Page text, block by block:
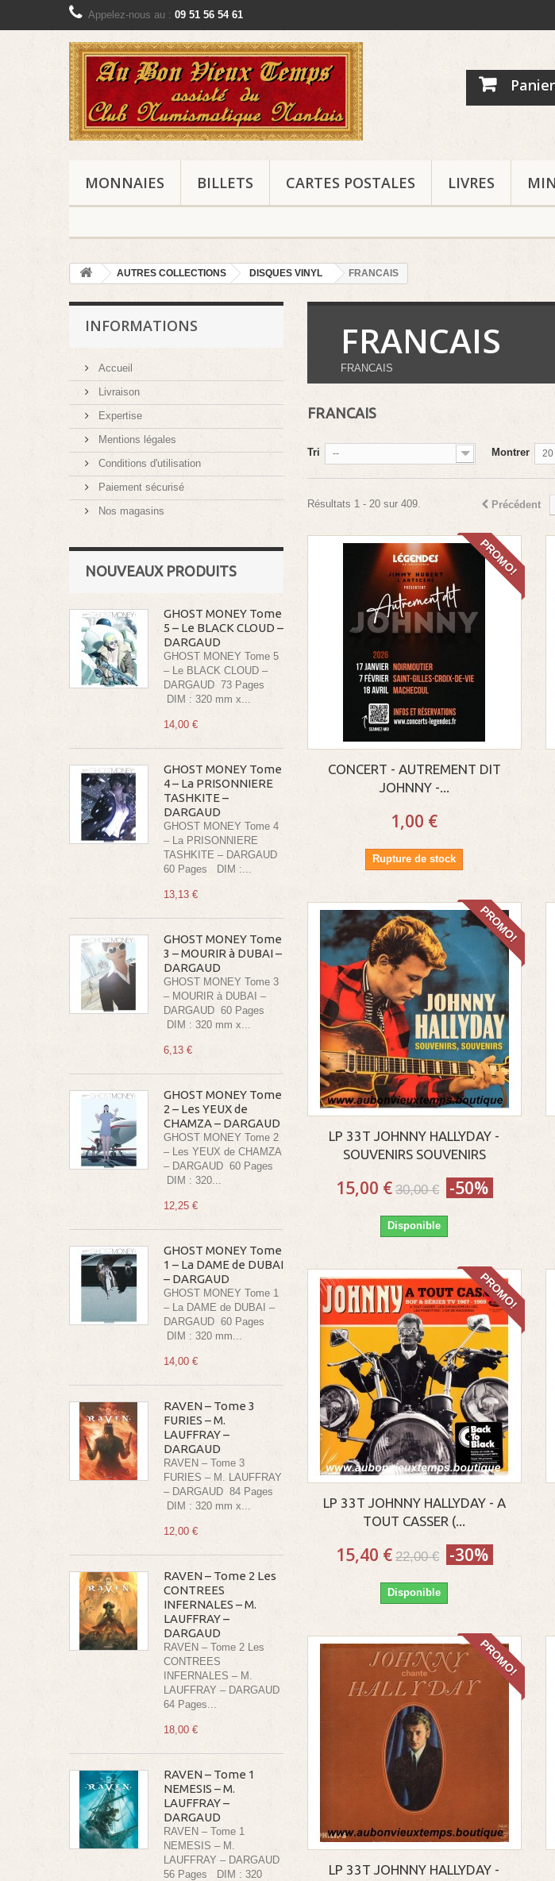
Appelez-nous au : 09 51 56 54 61
Panier
MONNAIES BILLETS CARTES POSTALES LIVRES
AUTRES COLLECTIONS DISQUES VINYL FRANCAIS
INFORMATIONS
Accueil
Livraison
Expertise
Mentions légales
Conditions d'utilisation
Paiement sécurisé
Nos magasins
NOUVEAUX PRODUITS
GHOST MONEY Tome
5 – Le BLACK CLOUD –
DARGAUD
GHOST MONEY Tome 5
– Le BLACK CLOUD –
DARGAUD 73 Pages
DIM : 320 mm x...
14,00 €
GHOST MONEY Tome
4 – La PRISONNIERE
TASHKITE –
DARGAUD
GHOST MONEY Tome 4
– La PRISONNIERE
TASHKITE – DARGAUD
60 Pages DIM :...
13,13 €
GHOST MONEY Tome
3 – MOURIR à DUBAI –
DARGAUD
GHOST MONEY Tome 3
– MOURIR à DUBAI –
DARGAUD 60 Pages
DIM : 320 mm x...
6,13 €
GHOST MONEY Tome
2 – Les YEUX de
CHAMZA – DARGAUD
GHOST MONEY Tome 2
– Les YEUX de CHAMZA
– DARGAUD 60 Pages
DIM : 320...
12,25 €
GHOST MONEY Tome
1 – La DAME de DUBAI
– DARGAUD
GHOST MONEY Tome 1
– La DAME de DUBAI –
DARGAUD 60 Pages
DIM : 320 mm...
14,00 €
RAVEN – Tome 3
FURIES – M.
LAUFFRAY –
DARGAUD
RAVEN – Tome 3
FURIES – M. LAUFFRAY
– DARGAUD 84 Pages
DIM : 320 mm x...
12,00 €
RAVEN – Tome 2 Les
CONTREES
INFERNALES – M.
LAUFFRAY –
DARGAUD
RAVEN – Tome 2 Les
CONTREES
INFERNALES – M.
LAUFFRAY – DARGAUD
64 Pages...
18,00 €
RAVEN – Tome 1
NEMESIS – M.
LAUFFRAY –
DARGAUD
RAVEN – Tome 1
NEMESIS – M.
LAUFFRAY – DARGAUD
56 Pages DIM : 320
FRANCAIS
FRANCAIS
FRANCAIS
Tri -- Montrer 20
Précédent
Résultats 1 - 20 sur 409.
PROMO!
CONCERT - AUTREMENT DIT
JOHNNY -...
1,00 €
Rupture de stock
PROMO!
LP 33T JOHNNY HALLYDAY -
SOUVENIRS SOUVENIRS
15,00 € 30,00 € -50%
Disponible
PROMO!
LP 33T JOHNNY HALLYDAY - A
TOUT CASSER (...
15,40 € 22,00 € -30%
Disponible
PROMO!
LP 33T JOHNNY HALLYDAY -